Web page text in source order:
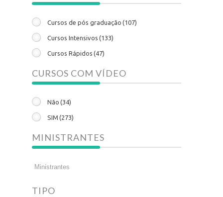
Cursos de pós graduação (107)
Cursos Intensivos (133)
Cursos Rápidos (47)
CURSOS COM VÍDEO
Não (34)
SIM (273)
MINISTRANTES
TIPO